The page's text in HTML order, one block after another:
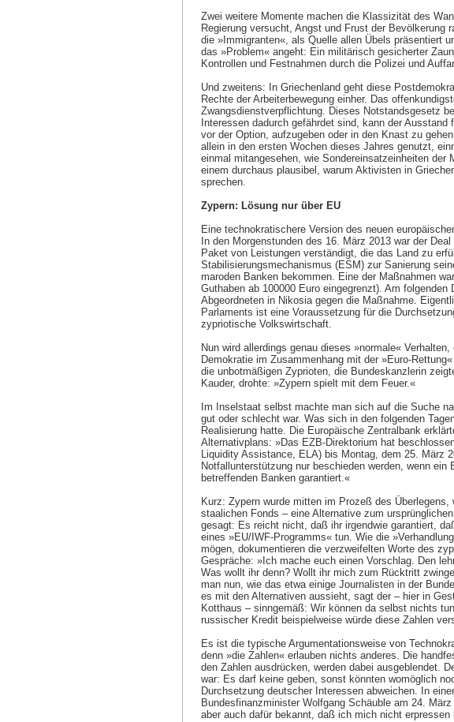
Zwei weitere Momente machen die Klassizität des
Regierung versucht, Angst und Frust der
die »Immigranten«, als Quelle allen Übels präsentiert
das »Problem« angeht: Ein militärisch gesicherter
Kontrollen und Festnahmen durch die Polizei und
Und zweitens: In Griechenland geht diese
Rechte der Arbeiterbewegung einher. Das
Zwangsdienstverpflichtung. Dieses Notstandsgesetz
Interessen dadurch gefährdet sind, kann der
vor der Option, aufzugeben oder in den Knast zu
allein in den ersten Wochen dieses Jahres genutzt,
einmal mitangesehen, wie Sondereinsatz­einheiten der
einem durchaus plausibel, warum Aktivisten in
sprechen.
Zypern: Lösung nur über EU
Eine technokratischere Version des neuen
In den Morgenstunden des 16. März 2013 war der
Paket von Leistungen verständigt, die das Land zu
Stabilisierungsmechanismus (ESM) zur Sanierung
maroden Banken bekommen. Eine der Maßnahmen
Guthaben ab 100000 Euro eingegrenzt). Am
Abgeordneten in Nikosia gegen die Maßnahme.
Parlaments ist eine Voraussetzung für die
zypriotische Volkswirtschaft.
Nun wird allerdings genau dieses »normale«
Demokratie im Zusammenhang mit der »Euro-
die unbotmäßigen Zyprioten, die Bundeskanzlerin
Kauder, drohte: »Zypern spielt mit dem Feuer.«
Im Inselstaat selbst machte man sich auf die Suche
gut oder schlecht war. Was sich in den folgenden
Realisierung hatte. Die Europäische Zentralbank
Alternativplans: »Das EZB-Direktorium hat
Liquidity Assistance, ELA) bis Montag, dem 25. März
Notfallunterstützung nur beschieden werden, wenn
betreffenden Banken garantiert.«
Kurz: Zypern wurde mitten im Prozeß des
staalichen Fonds – eine Alternative zum
gesagt: Es reicht nicht, daß ihr irgendwie garantiert,
eines »EU/IWF-Programms« tun. Wie die
mögen, dokumentieren die verzweifelten Worte des
Gespräche: »Ich mache euch einen Vorschlag. Den
Was wollt ihr denn? Wollt ihr mich zum Rücktritt
man nun, wie das etwa einige Journalisten in der
es mit den Alternativen aussieht, sagt der – hier in
Kotthaus – sinngemäß: Wir können da selbst nichts
russischer Kredit beispielweise würde diese Zahlen
Es ist die typische Argumentationsweise von
denn »die Zahlen« erlauben nichts anderes. Die
den Zahlen ausdrücken, werden dabei ausgeblendet.
war: Es darf keine geben, sonst könnten womöglich
Durchsetzung deutscher Interessen abweichen. In
Bundesfinanzminister Wolfgang Schäuble am 24.
aber auch dafür bekannt, daß ich mich nicht